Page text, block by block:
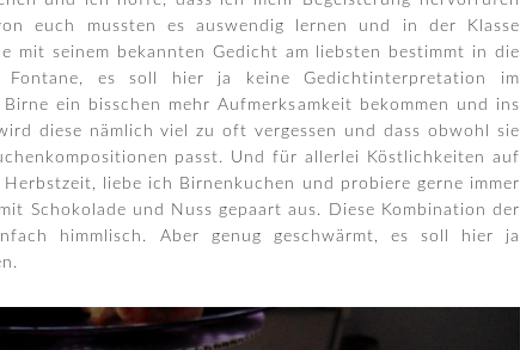
euch mussten es auswendig lernen und in der Klasse
mit seinem bekannten Gedicht am liebsten bestimmt in die
es soll hier ja keine Gedichtinterpretation im
ein bisschen mehr Aufmerksamkeit bekommen und ins
diese nämlich viel zu oft vergessen und dass obwohl sie
passt. Und für allerlei Köstlichkeiten auf
liebe ich Birnenkuchen und probiere gerne immer
Schokolade und Nuss gepaart aus. Diese Kombination der
himmlisch. Aber genug geschwärmt, es soll hier ja